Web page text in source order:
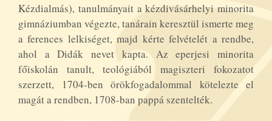
Kézdialmás), tanulmányait a kézdivásárhelyi minorita
gimnáziumban végezte, tanárain keresztül ismerte meg
a ferences lelkiséget, majd kérte felvételét a rendbe,
ahol a Didák nevet kapta. Az eperjesi minorita
főiskolán tanult, teológiából magiszteri fokozatot
szerzett, 1704-ben örökfogadalommal kötelezte el
magát a rendben, 1708-ban pappá szentelték.